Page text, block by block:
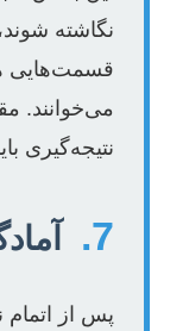
نگاشته
قسمت‌هایی
می‌خوانند.
نتیجه‌گیری
7.
پس از اتمام